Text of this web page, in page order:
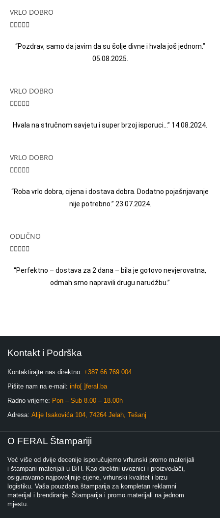
VRLO DOBRO

“Pozdrav, samo da javim da su šolje divne i hvala još jednom.”
05.08.2025.
VRLO DOBRO

Hvala na stručnom savjetu i super brzoj isporuci…” 14.08.2024.
VRLO DOBRO

“Roba vrlo dobra, cijena i dostava dobra. Dodatno pojašnjavanje
nije potrebno.” 23.07.2024.
ODLIČNO

“Perfektno – dostava za 2 dana – bila je gotovo nevjerovatna,
odmah smo napravili drugu narudžbu.”
Kontakt i Podrška
Kontaktirajte nas direktno: +387 66 769 004
Pišite nam na e-mail: info[ ]feral.ba
Radno vrijeme: Pon – Sub 8.00 – 18.00h
Adresa: Alije Isakovića 104, 74264 Jelah, Tešanj
O FERAL Štampariji
Već više od dvije decenije isporučujemo vrhunski promo materijali
i štampani materijali u BiH. Kao direktni uvoznici i proizvođači,
osiguravamo najpovoljnije cijene, vrhunski kvalitet i brzu
logistiku. Vaša pouzdana štamparija za kompletan reklamni
materijal i brendiranje. Štamparija i promo materijali na jednom
mjestu.